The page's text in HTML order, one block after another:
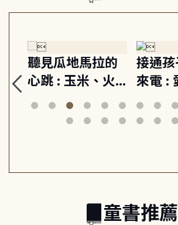
聽見瓜地馬拉的
心跳 : 玉米、火
山與信仰, 外交官
筆下的現代馬雅
接通
來電 :
建立
節奏
童書推薦